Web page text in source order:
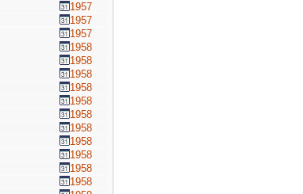
1957
1957
1957
1958
1958
1958
1958
1958
1958
1958
1958
1958
1958
1958